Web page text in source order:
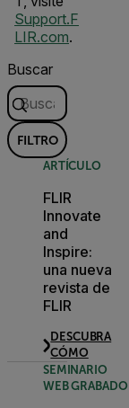
Support.F
LIR.com.
Buscar
FILTRO
ARTÍCULO
FLIR
Innovate
and
Inspire:
una nueva
revista de
FLIR
DESCUBRA
CÓMO
SEMINARIO
WEB GRABADO